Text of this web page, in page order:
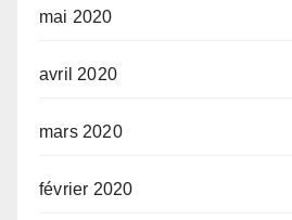
mai 2020
avril 2020
mars 2020
février 2020